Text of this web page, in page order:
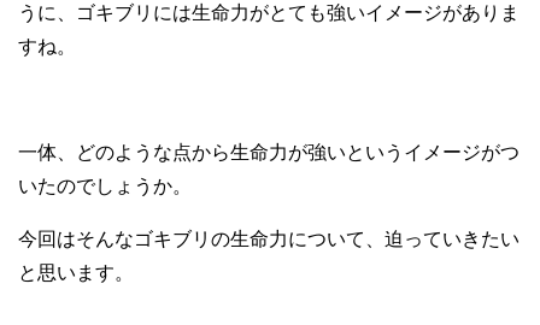
うに、ゴキブリには生命力がとても強いイメージがありま
すね。
一体、どのような点から生命力が強いというイメージがつ
いたのでしょうか。
今回はそんなゴキブリの生命力について、迫っていきたい
と思います。